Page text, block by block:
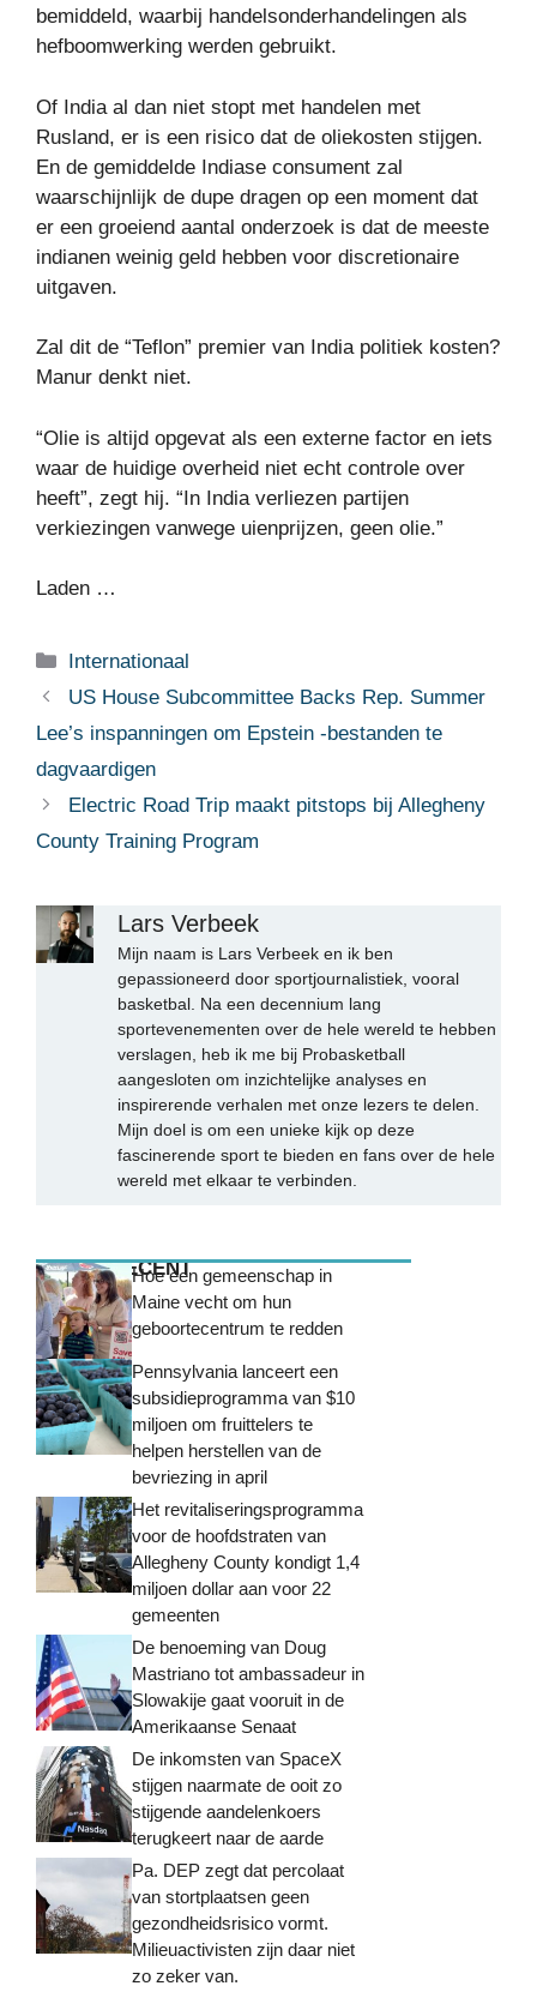
bemiddeld, waarbij handelsonderhandelingen als
hefboomwerking werden gebruikt.
Of India al dan niet stopt met handelen met
Rusland, er is een risico dat de oliekosten stijgen.
En de gemiddelde Indiase consument zal
waarschijnlijk de dupe dragen op een moment dat
er een groeiend aantal onderzoek is dat de meeste
indianen weinig geld hebben voor discretionaire
uitgaven.
Zal dit de “Teflon” premier van India politiek kosten?
Manur denkt niet.
“Olie is altijd opgevat als een externe factor en iets
waar de huidige overheid niet echt controle over
heeft”, zegt hij. “In India verliezen partijen
verkiezingen vanwege uienprijzen, geen olie.”
Laden …
Categorieën
Internationaal
US House Subcommittee Backs Rep. Summer
Lee’s inspanningen om Epstein -bestanden te
dagvaardigen
Electric Road Trip maakt pitstops bij Allegheny
County Training Program
Lars Verbeek
Mijn naam is Lars Verbeek en ik ben
gepassioneerd door sportjournalistiek, vooral
basketbal. Na een decennium lang
sportevenementen over de hele wereld te hebben
verslagen, heb ik me bij Probasketball
aangesloten om inzichtelijke analyses en
inspirerende verhalen met onze lezers te delen.
Mijn doel is om een unieke kijk op deze
fascinerende sport te bieden en fans over de hele
wereld met elkaar te verbinden.
MEEST RECENTHoe een gemeenschap in
Maine vecht om hun
geboortecentrum te redden
Pennsylvania lanceert een
subsidieprogramma van $10
miljoen om fruittelers te
helpen herstellen van de
bevriezing in april
Het revitaliseringsprogramma
voor de hoofdstraten van
Allegheny County kondigt 1,4
miljoen dollar aan voor 22
gemeenten
De benoeming van Doug
Mastriano tot ambassadeur in
Slowakije gaat vooruit in de
Amerikaanse Senaat
De inkomsten van SpaceX
stijgen naarmate de ooit zo
stijgende aandelenkoers
terugkeert naar de aarde
Pa. DEP zegt dat percolaat
van stortplaatsen geen
gezondheidsrisico vormt.
Milieuactivisten zijn daar niet
zo zeker van.